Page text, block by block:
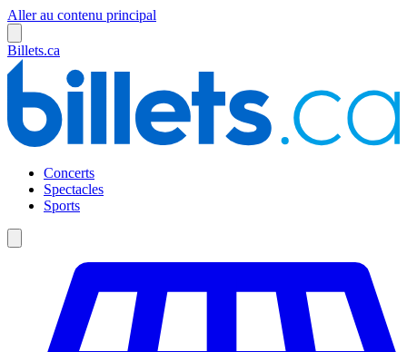
Aller au contenu principal
Billets.ca
Concerts
Spectacles
Sports